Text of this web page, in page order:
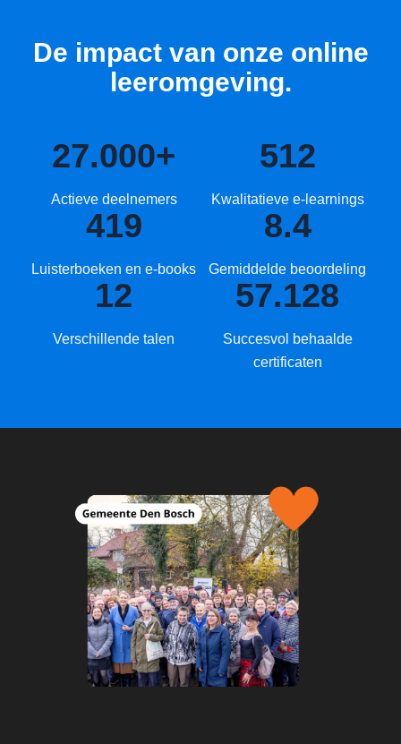
De impact van onze online
leeromgeving.
27.000+
Actieve deelnemers
512
Kwalitatieve e-learnings
419
Luisterboeken en e-books
8.4
Gemiddelde beoordeling
12
Verschillende talen
57.128
Succesvol behaalde
certificaten